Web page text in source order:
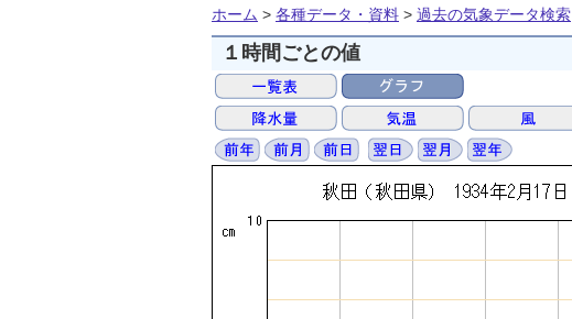
ホーム > 各種データ・資料 > 過去の気象データ検索
１時間ごとの値